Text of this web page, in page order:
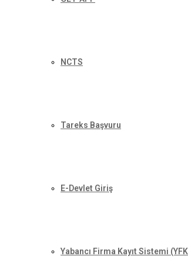
NCTS
Tareks Başvuru
E-Devlet Giriş
Yabancı Firma Kayıt Sistemi